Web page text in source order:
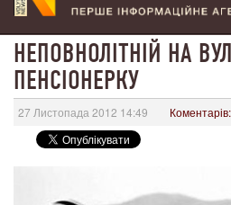
НЕПОВНОЛІТНІЙ НА
ПЕНСІОНЕРКУ
27 Листопада 2012 14:49 Коментарів: